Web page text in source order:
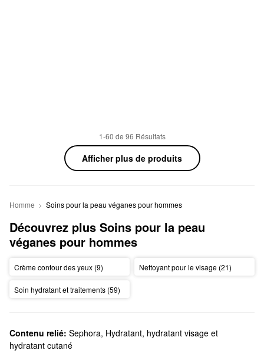
1-60 de 96 Résultats
Afficher plus de produits
Homme Soins pour la peau véganes pour hommes
Découvrez plus Soins pour la peau
véganes pour hommes
Crème contour des yeux (9) Nettoyant pour le visage (21)
Soin hydratant et traitements (59)
Contenu relié: Sephora, Hydratant, hydratant visage et
hydratant cutané